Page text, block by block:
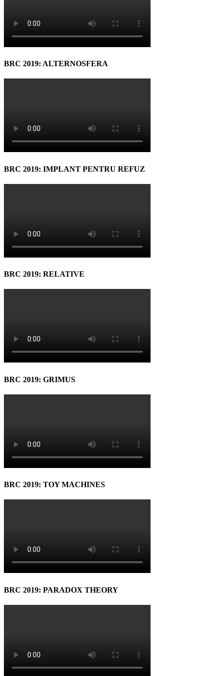
BRC 2019: ALTERNOSFERA
BRC 2019: IMPLANT PENTRU REFUZ
BRC 2019: RELATIVE
BRC 2019: GRIMUS
BRC 2019: TOY MACHINES
BRC 2019: PARADOX THEORY